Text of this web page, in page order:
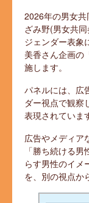
2026年の男女
ざみ野(男女共
ジェンダー表象
美香さん企画の
施します。
パネルには、広
ダー視点で観察
表現されていま
広告やメディア
「勝ち続ける
らす男性のイメ
を、別の視点か